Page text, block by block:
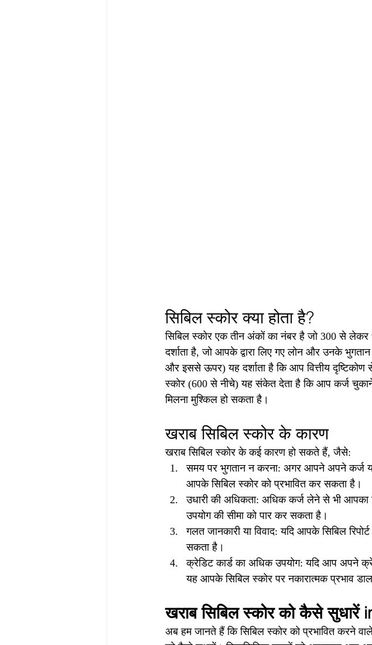
सिबिल स्कोर क्या होता है?
सिबिल स्कोर एक तीन अंकों का नंबर है जो 300 से
दर्शाता है, जो आपके द्वारा लिए गए लोन और उनके
और इससे ऊपर) यह दर्शाता है कि आप वित्तीय
स्कोर (600 से नीचे) यह संकेत देता है कि आप कर्ज
मिलना मुश्किल हो सकता है।
खराब सिबिल स्कोर के कारण
खराब सिबिल स्कोर के कई कारण हो सकते हैं, जैसे:
समय पर भुगतान न करना: अगर आपने अपने कर्ज
आपके सिबिल स्कोर को प्रभावित कर सकता है।
उधारी की अधिकता: अधिक कर्ज लेने से भी
उपयोग की सीमा को पार कर सकता है।
गलत जानकारी या विवाद: यदि आपके सिबिल
सकता है।
क्रेडिट कार्ड का अधिक उपयोग: यदि आप अपने
यह आपके सिबिल स्कोर पर नकारात्मक प्रभाव
खराब सिबिल स्कोर को कैसे सुधारें
अब हम जानते हैं कि सिबिल स्कोर को प्रभावित करने